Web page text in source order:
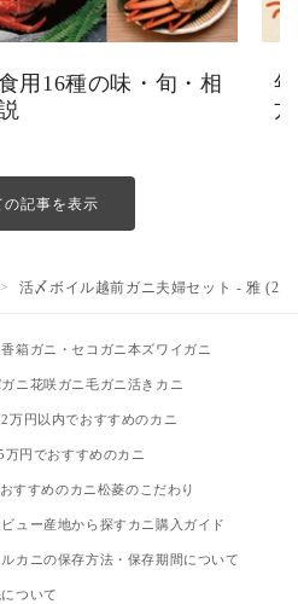
用16種の味・旬・相
の記事を表示
活〆ボイル越前ガニ夫婦セット - 雅
香箱ガニ・セコガニ本ズワイガニ
ニ花咲ガニ毛ガニ活きカニ
2万円以内でおすすめのカニ
万円でおすすめのカニ
すすめのカニ松菱のこだわり
ュー産地から探すカニ購入ガイド
カニの保存方法・保存期間について
ついて